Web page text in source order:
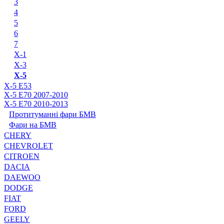
4
5
6
7
X-1
X-3
X-5
X-5 E53
X-5 E70 2007-2010
X-5 E70 2010-2013
Протитуманні фари БМВ
Фари на БМВ
CHERY
CHEVROLET
CITROEN
DACIA
DAEWOO
DODGE
FIAT
FORD
GEELY